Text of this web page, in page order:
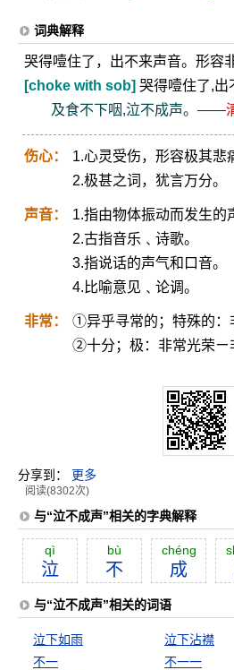
词典解释
哭得噎住了，出不来声音。形容
[choke with sob] 哭得噎住了,出
及食不下咽,泣不成声。——
伤心：
1.心灵受伤，形容极其悲
2.极甚之词，犹言万分。
声音：
1.指由物体振动而发生的
2.古指音乐﹑诗歌。
3.指说话的声气和口音。
4.比喻意见﹑论调。
非常：
①异乎寻常的；特殊的：
②十分；极：非常光荣ㄧ
分享到： 更多
阅读(8302次)
与“泣不成声”相关的字典解释
qì
泣
bù
不
chéng
成
与“泣不成声”相关的词语
泣下如雨 泣下沾襟
不一
不一一